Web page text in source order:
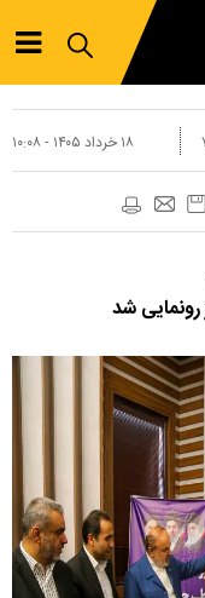
۱۸ خرداد ۱۴۰۵ - ۱۰:۰۸
شد